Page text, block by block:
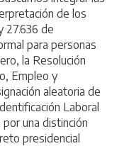
de los
27.636 de
para personas
, la Resolución
Empleo y
aleatoria de
Laboral
una distinción
presidencial